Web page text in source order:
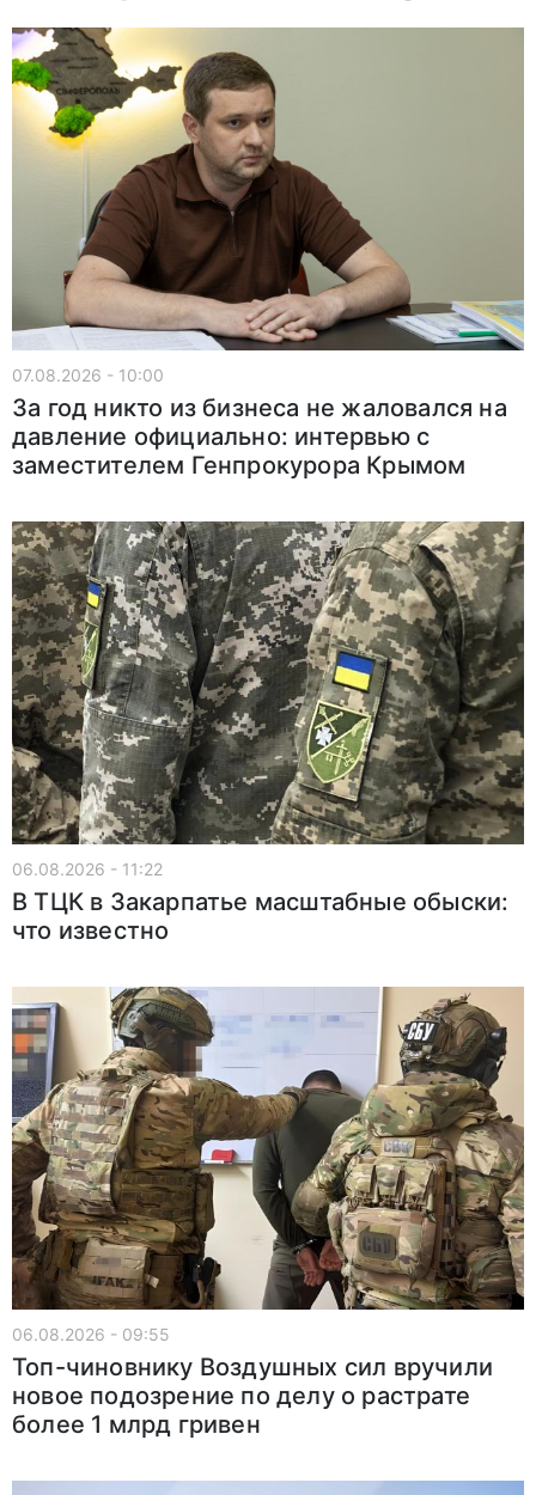
07.08.2026 - 10:00
За год никто из бизнеса не жаловался на
давление официально: интервью с
заместителем Генпрокурора Крымом
06.08.2026 - 11:22
В ТЦК в Закарпатье масштабные обыски:
что известно
06.08.2026 - 09:55
Топ-чиновнику Воздушных сил вручили
новое подозрение по делу о растрате
более 1 млрд гривен